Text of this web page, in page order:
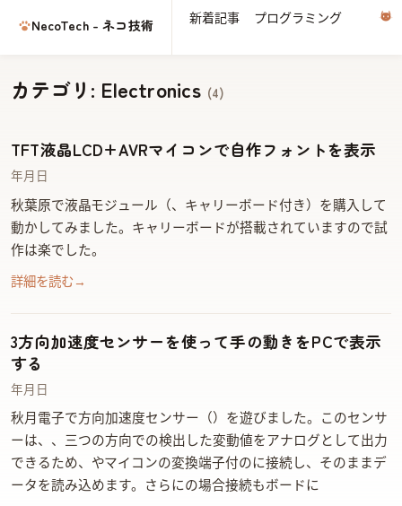
NecoTech - ネコ技術 新着記事 プログラミング 電子
カテゴリ: Electronics (4)
TFT液晶LCD+AVRマイコンで自作フォントを表示
2014年11月5日
秋葉原でTFT液晶LCDモジュール（ZY-FGD1442701V1、キャリーボード付き）を購入して
動かしてみました。キャリーボードが搭載されていますので試
作は楽でした。
詳細を読む →
3方向加速度センサーを使って手の動きをPCで表示
する
2014年6月3日
秋月電子で3方向加速度センサー（Kionix KXR94-2050）を遊びました。このセンサ
ーはX、Y、Z三つの方向での検出した変動値をアナログとして出力
できるため、ArduinoやAVRマイコンのAD変換端子付のPINに接続し、そのままデ
ータを読み込めます。さらにArduinoの場合COM接続もArduinoボードに…